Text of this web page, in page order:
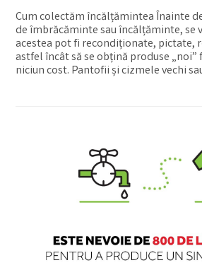
Cum colectăm încălțămintea Înainte
de îmbrăcăminte sau încălțăminte, se
acestea pot fi recondiționate, pictate,
astfel încât să se obțină produse „noi”
niciun cost. Pantofii și cizmele vechi